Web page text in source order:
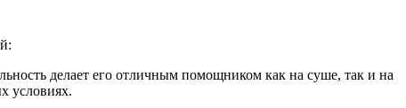
делает его отличным помощником как на суше, так и на
условиях.